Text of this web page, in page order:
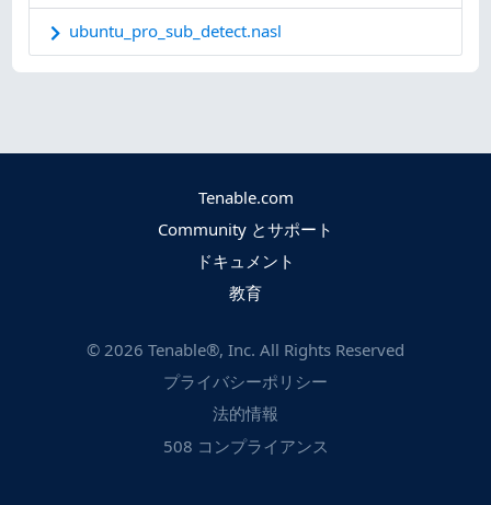
ubuntu_pro_sub_detect.nasl
Tenable.com
Community とサポート
ドキュメント
教育
© 2026 Tenable®, Inc. All Rights Reserved
プライバシーポリシー
法的情報
508 コンプライアンス